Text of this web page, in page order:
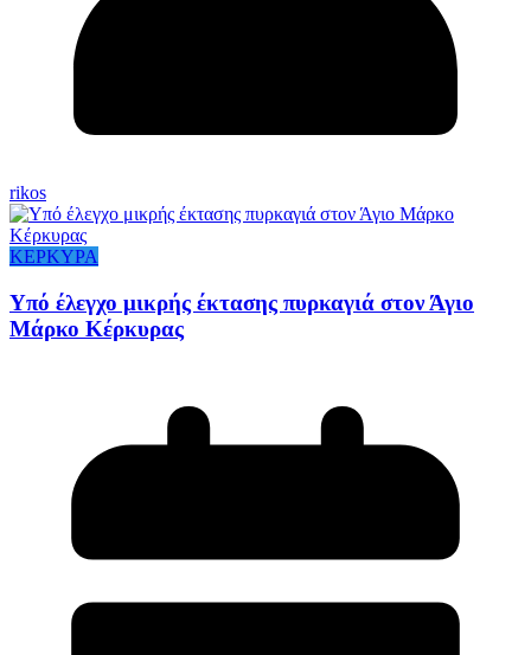
rikos
ΚΕΡΚΥΡΑ
Υπό έλεγχο μικρής έκτασης πυρκαγιά στον Άγιο
Μάρκο Κέρκυρας